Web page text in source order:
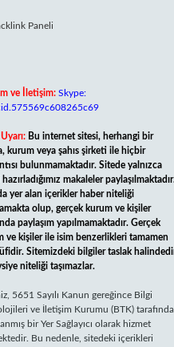
ve İletişim: Skype:
Bu internet sitesi, herhangi bir
kurum veya şahıs şirketi ile hiçbir
bulunmamaktadır. Sitede yalnızca
makaleler
yer alan içerikler haber niteliği
olup, gerçek kurum ve kişiler
paylaşım yapılmamaktadır. Gerçek
ve kişiler ile isim benzerlikleri tamamen
Sitemizdeki bilgiler taslak
niteliği taşımazlar.
5651 Sayılı Kanun gereğince Bilgi
ve İletişim Kurumu (BTK)
bir Yer Sağlayıcı olarak hizmet
Bu nedenle, sitedeki içerikleri